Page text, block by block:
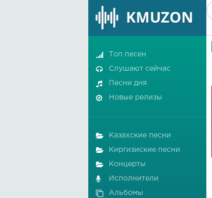
Топ песен
Слушают сейчас
Песни дня
Новые релизы
Казахские песни
Киргизиские песни
Концерты
Исполнители
Альбомы